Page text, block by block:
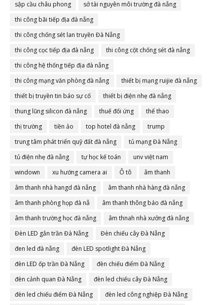
sập cầu châu phong
sở tài nguyên môi trường đà nẵng
thi công bãi tiếp địa đà nẵng
thi công chống sét lan truyền Đà Nẵng
thi công cọc tiếp địa đà nẵng
thi công cột chống sét đà nẵng
thi công hệ thống tiếp địa đà nẵng
thi công mạng văn phòng đà nẵng
thiết bị mạng ruijie đà nẵng
thiết bị truyền tin báo sự cố
thiết bị điện nhẹ đà nẵng
thung lũng silicon đà nẵng
thuế đối ứng
thể thao
thị trường
tiền ảo top hotel đà nẵng
trump
trung tâm phát triển quỹ đất đà nẵng
tủ mạng Đà Nẵng
tủ điện nhẹ đà nẵng
tự học kế toán
unv việt nam
windown
xu hướng camera ai Ô tô
âm thanh
âm thanh nhà hangd đà nẵng
âm thanh nhà hàng đà nẵng
âm thanh phòng họp đà nẵ
âm thanh thông báo đà nẵng
âm thanh trường học đà nẵng
âm thnah nhà xưởng đà nẵng
Đèn LED gắn trần Đà Nẵng
Đèn chiếu cây Đà Nẵng
đen led đà nẵng
đèn LED spotlight Đà Nẵng
đèn LED ốp trần Đà Nẵng
đèn chiếu điểm Đà Nẵng
đèn cảnh quan Đà Nẵng
đèn led chiếu cây Đà Nẵng
đèn led chiếu điểm Đà Nẵng
đèn led công nghiệp Đà Nẵng